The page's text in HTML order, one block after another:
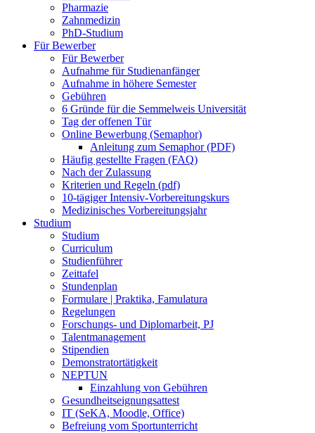
Pharmazie
Zahnmedizin
PhD-Studium
Für Bewerber
Für Bewerber
Aufnahme für Studienanfänger
Aufnahme in höhere Semester
Gebühren
6 Gründe für die Semmelweis Universität
Tag der offenen Tür
Online Bewerbung (Semaphor)
Anleitung zum Semaphor (PDF)
Häufig gestellte Fragen (FAQ)
Nach der Zulassung
Kriterien und Regeln (pdf)
10-tägiger Intensiv-Vorbereitungskurs
Medizinisches Vorbereitungsjahr
Studium
Studium
Curriculum
Studienführer
Zeittafel
Stundenplan
Formulare | Praktika, Famulatura
Regelungen
Forschungs- und Diplomarbeit, PJ
Talentmanagement
Stipendien
Demonstratortätigkeit
NEPTUN
Einzahlung von Gebühren
Gesundheitseignungsattest
IT (SeKA, Moodle, Office)
Befreiung vom Sportunterricht